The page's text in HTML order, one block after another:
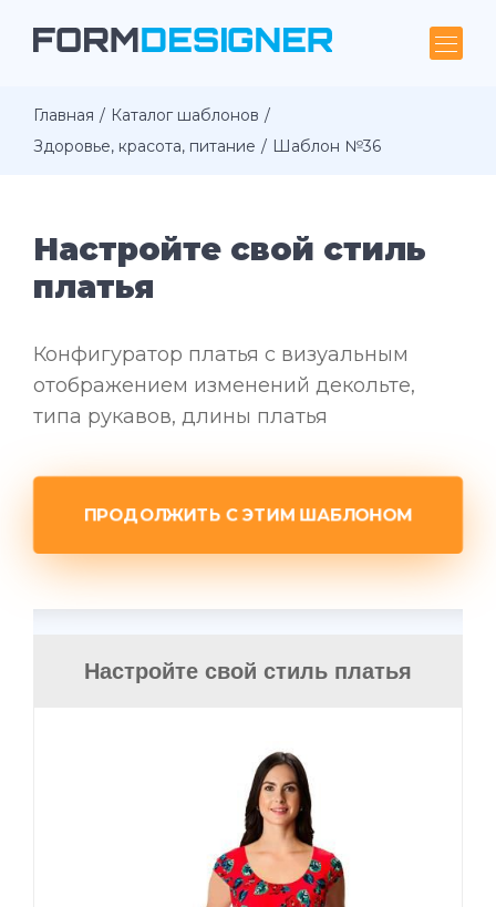
Главная
Каталог шаблонов
Здоровье, красота, питание
Шаблон №36
Настройте свой стиль
платья
Конфигуратор платья с визуальным
отображением изменений декольте,
типа рукавов, длины платья
ПРОДОЛЖИТЬ С ЭТИМ ШАБЛОНОМ